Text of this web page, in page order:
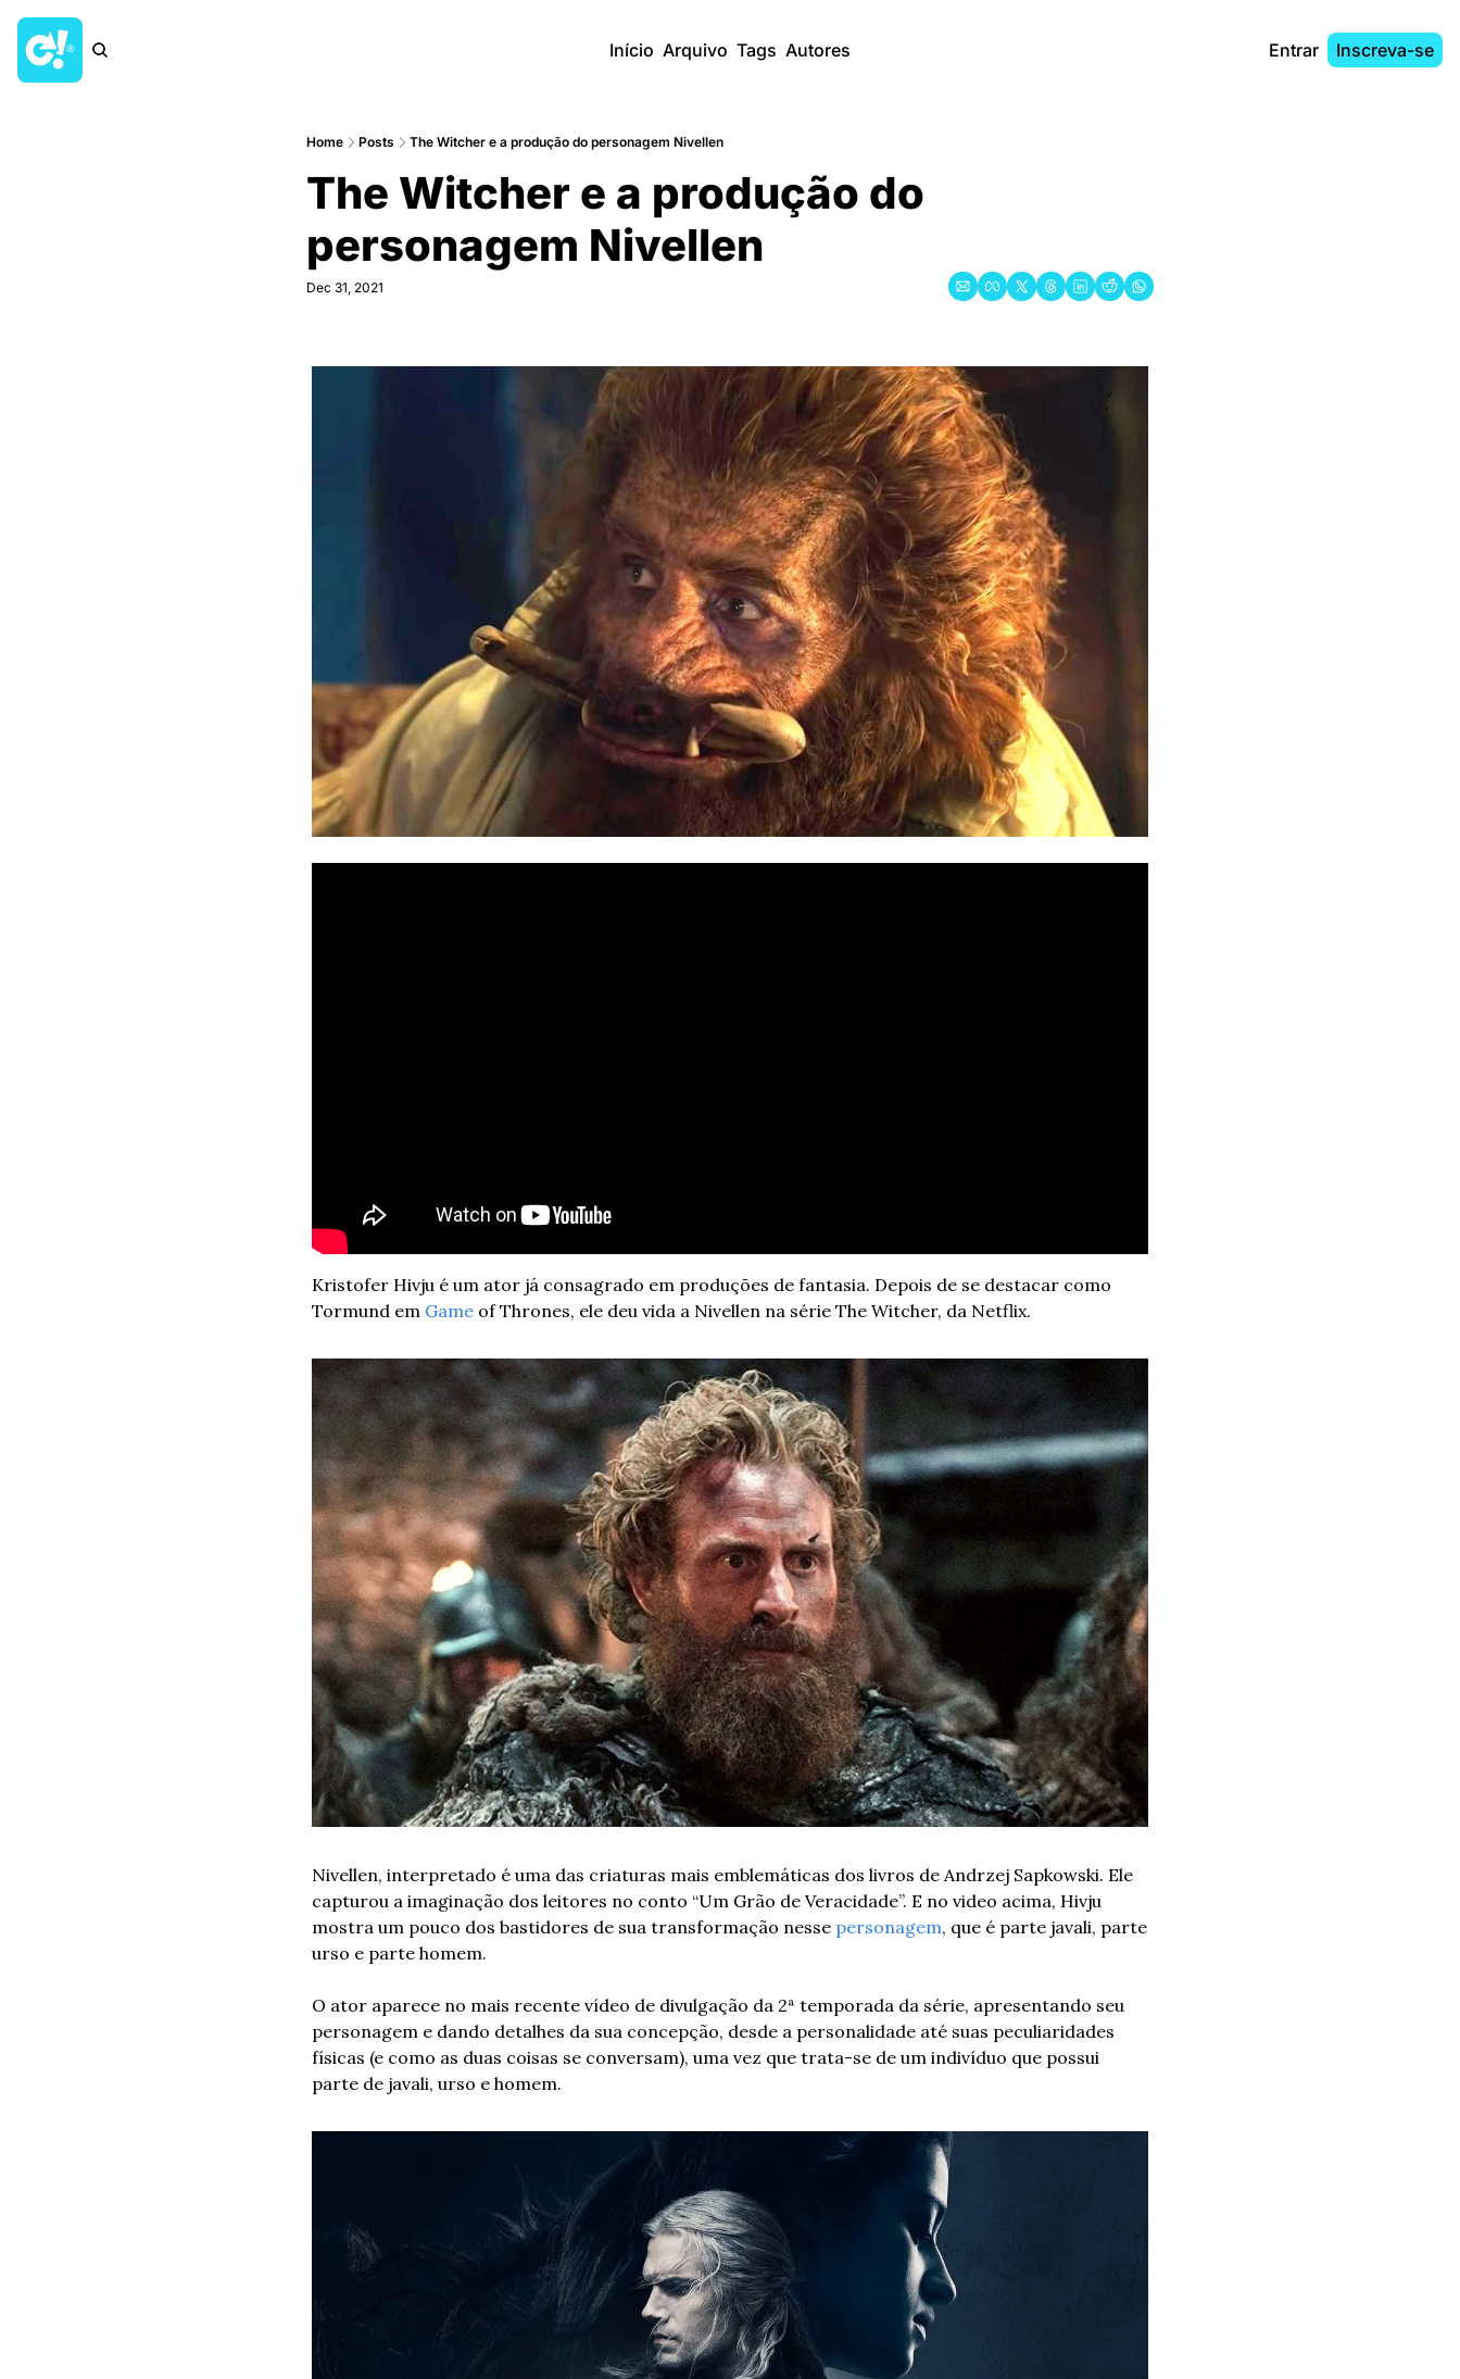
Início Arquivo Tags Autores Entrar Inscreva-se
Home Posts The Witcher e a produção do personagem Nivellen
The Witcher e a produção do
personagem Nivellen
Dec 31, 2021
Kristofer Hivju é um ator já consagrado em produções de fantasia. Depois de se destacar como
Tormund em Game of Thrones, ele deu vida a Nivellen na série The Witcher, da Netflix.
Nivellen, interpretado é uma das criaturas mais emblemáticas dos livros de Andrzej Sapkowski. Ele
capturou a imaginação dos leitores no conto “Um Grão de Veracidade”. E no video acima, Hivju
mostra um pouco dos bastidores de sua transformação nesse personagem, que é parte javali, parte
urso e parte homem.
O ator aparece no mais recente vídeo de divulgação da 2ª temporada da série, apresentando seu
personagem e dando detalhes da sua concepção, desde a personalidade até suas peculiaridades
físicas (e como as duas coisas se conversam), uma vez que trata-se de um indivíduo que possui
parte de javali, urso e homem.